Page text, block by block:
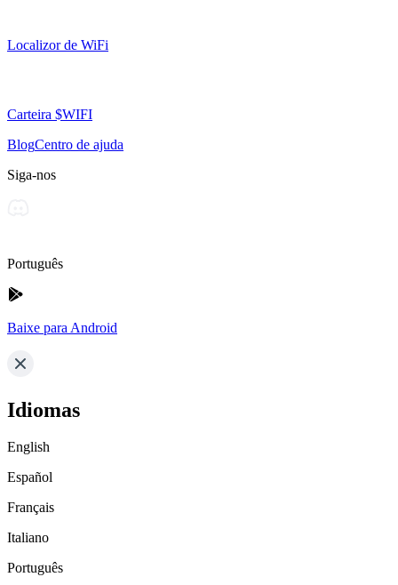
Localizor de WiFi
Carteira $WIFI
BlogCentro de ajuda
Siga-nos
Português
Baixe para Android
Idiomas
English
Español
Français
Italiano
Português